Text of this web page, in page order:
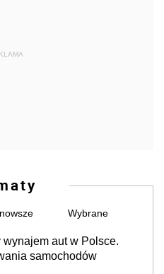
Wybrane
wynajem aut w Polsce.
samochodów